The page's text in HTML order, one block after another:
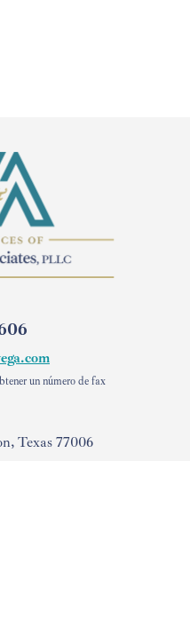
un número de fax
Texas 77006